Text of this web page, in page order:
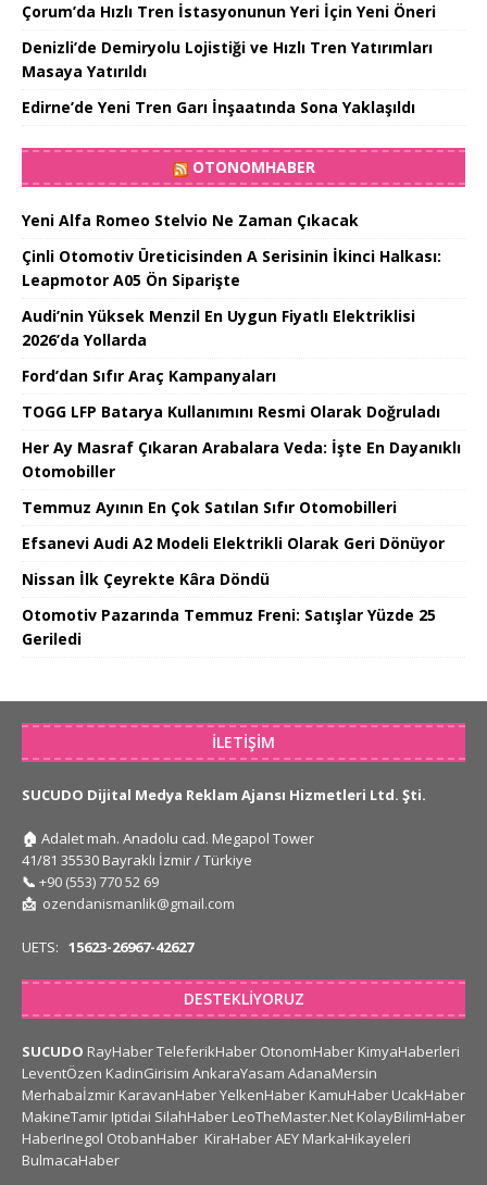
Çorum’da Hızlı Tren İstasyonunun Yeri İçin Yeni Öneri
Denizli’de Demiryolu Lojistiği ve Hızlı Tren Yatırımları
Masaya Yatırıldı
Edirne’de Yeni Tren Garı İnşaatında Sona Yaklaşıldı
OTONOMHABER
Yeni Alfa Romeo Stelvio Ne Zaman Çıkacak
Çinli Otomotiv Üreticisinden A Serisinin İkinci Halkası:
Leapmotor A05 Ön Siparişte
Audi’nin Yüksek Menzil En Uygun Fiyatlı Elektriklisi
2026’da Yollarda
Ford’dan Sıfır Araç Kampanyaları
TOGG LFP Batarya Kullanımını Resmi Olarak Doğruladı
Her Ay Masraf Çıkaran Arabalara Veda: İşte En Dayanıklı
Otomobiller
Temmuz Ayının En Çok Satılan Sıfır Otomobilleri
Efsanevi Audi A2 Modeli Elektrikli Olarak Geri Dönüyor
Nissan İlk Çeyrekte Kâra Döndü
Otomotiv Pazarında Temmuz Freni: Satışlar Yüzde 25
Geriledi
İLETIŞIM
SUCUDO Dijital Medya Reklam Ajansı Hizmetleri Ltd. Şti.
🏠 Adalet mah. Anadolu cad. Megapol Tower
41/81 35530 Bayraklı İzmir / Türkiye
📞 +90 (553) 770 52 69
📩 ozendanismanlik@gmail.com
UETS: 15623-26967-42627
DESTEKLIYORUZ
SUCUDO RayHaberTeleferikHaber OtonomHaber KimyaHaberleri
LeventÖzen KadinGirisim AnkaraYasam AdanaMersin
Merhabaİzmir KaravanHaberYelkenHaber KamuHaber UcakHaber
MakineTamir Iptidai SilahHaber LeoTheMaster.Net KolayBilimHaber
HaberInegol OtobanHaber KiraHaberAEY MarkaHikayeleri
BulmacaHaber